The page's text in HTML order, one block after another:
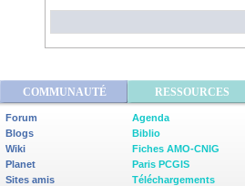
COMMUNAUTÉ RESSOURCES
Forum
Blogs
Wiki
Planet
Sites amis
Agenda
Biblio
Fiches AMO-CNIG
Paris PCGIS
Téléchargements